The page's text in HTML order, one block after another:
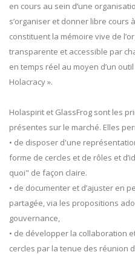
en cours au sein d’une
s’organiser et donner libre cours
constituent la mémoire vive de
transparente et accessible par
en temps réel au moyen d’un
Holacracy ».
Holaspirit et GlassFrog sont les
présentes sur le marché. Elles
• de disposer d'une
forme de cercles et de rôles et
quoi" de façon claire.
• de documenter et d’ajuster en
partagée, via les propositions
gouvernance,
• de développer la collaboration
cercles par la tenue des réunion